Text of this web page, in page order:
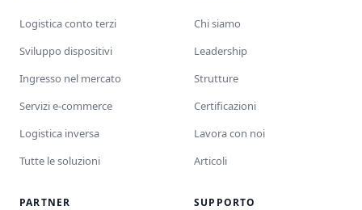
Logistica conto terzi
Sviluppo dispositivi
Ingresso nel mercato
Servizi e-commerce
Logistica inversa
Tutte le soluzioni
Chi siamo
Leadership
Strutture
Certificazioni
Lavora con noi
Articoli
PARTNER SUPPORTO